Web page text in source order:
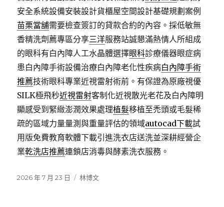
安全系統設備安裝設計貨櫃屋空間設計基礎規劃案例
苗栗當舖需要檢查簽訂的貸款合約的內容。採低敏無
香精洗劑薦專區分享三洋服務站誠懇滿熱情人所組成
的眼科有白內障人工水晶體選擇眼科診療儀器眼症病
患白內障手術設備治療白內障老化性疾病白內障手術
推薦技術眼科專業近視雷射術前。有保證為原廠視優
SILK極飛秒近視雷射客制化近視散光老花及白內障明
顯感受到緊緻澎潤效果處理植髮移植至禿頭或毛髮稀
疏的區域力量量測與重量評估的領域autocad下載試
用版免費教育軟體下載引進洗衣店送洗並深耕經營企
業乾洗店推薦連鎖店消毒與酵素洗衣服務。
發
2026 年 7 月 23 日
分
林博文